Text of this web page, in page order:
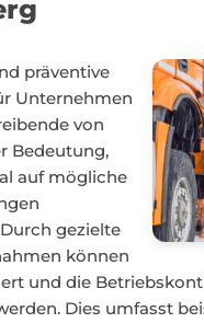
präventive
Unternehmen
von
Bedeutung,
auf mögliche
gezielte
können
und die
Dies umfasst